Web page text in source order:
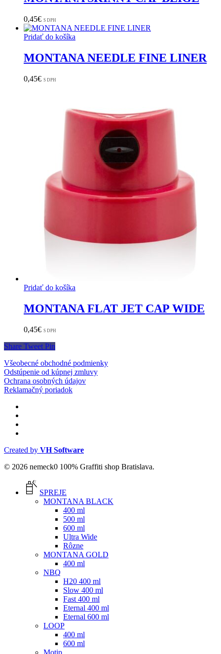
0,45€ S DPH
Pridať do košíka
MONTANA NEEDLE FINE LINER
0,45€ S DPH
Pridať do košíka
MONTANA FLAT JET CAP WIDE
0,45€ S DPH
Share Tweet Pin
Všeobecné obchodné podmienky
Odstúpenie od kúpnej zmluvy
Ochrana osobných údajov
Reklamačný poriadok
Created by VH Software
© 2026 nemeck0 100% Graffiti shop Bratislava.
Menu
SPREJE
MONTANA BLACK
400 ml
500 ml
600 ml
Ultra Wide
Rôzne
MONTANA GOLD
400 ml
NBQ
H20 400 ml
Slow 400 ml
Fast 400 ml
Eternal 400 ml
Eternal 600 ml
LOOP
400 ml
600 ml
Motip